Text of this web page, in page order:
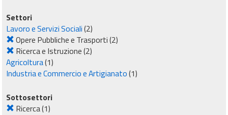
Settori
Lavoro e Servizi Sociali(2)
Opere Pubbliche e Trasporti(2)
Ricerca e Istruzione(2)
Agricoltura(1)
Industria e Commercio e Artigianato(1)
Sottosettori
Ricerca(1)